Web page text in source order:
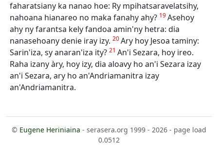
faharatsiany ka nanao hoe: Ry mpihatsaravelatsihy,
nahoana hianareo no maka fanahy ahy? 19Asehoy
ahy ny farantsa kely fandoa amin'ny hetra: dia
nanasehoany denie iray izy. 20Ary hoy Jesoa taminy:
Sarin'iza, sy anaran'iza ity? 21 An'i Sezara, hoy ireo.
Raha izany àry, hoy izy, dia aloavy ho an'i Sezara izay
an'i Sezara, ary ho an'Andriamanitra izay
an'Andriamanitra.
© Eugene Heriniaina - serasera.org 1999 - 2026 - page load
0.0512